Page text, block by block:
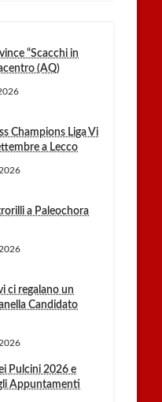
“Scacchi in
(AQ)
Champions Liga Vi
a Lecco
a Paleochora
ci regalano un
Candidato
Pulcini 2026 e
Appuntamenti